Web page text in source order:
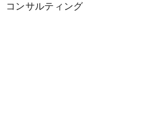
コンサルティング